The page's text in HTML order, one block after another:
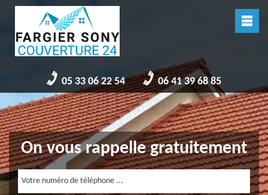
05 33 06 22 54 06 41 39 68 85
On vous rappelle gratuitement